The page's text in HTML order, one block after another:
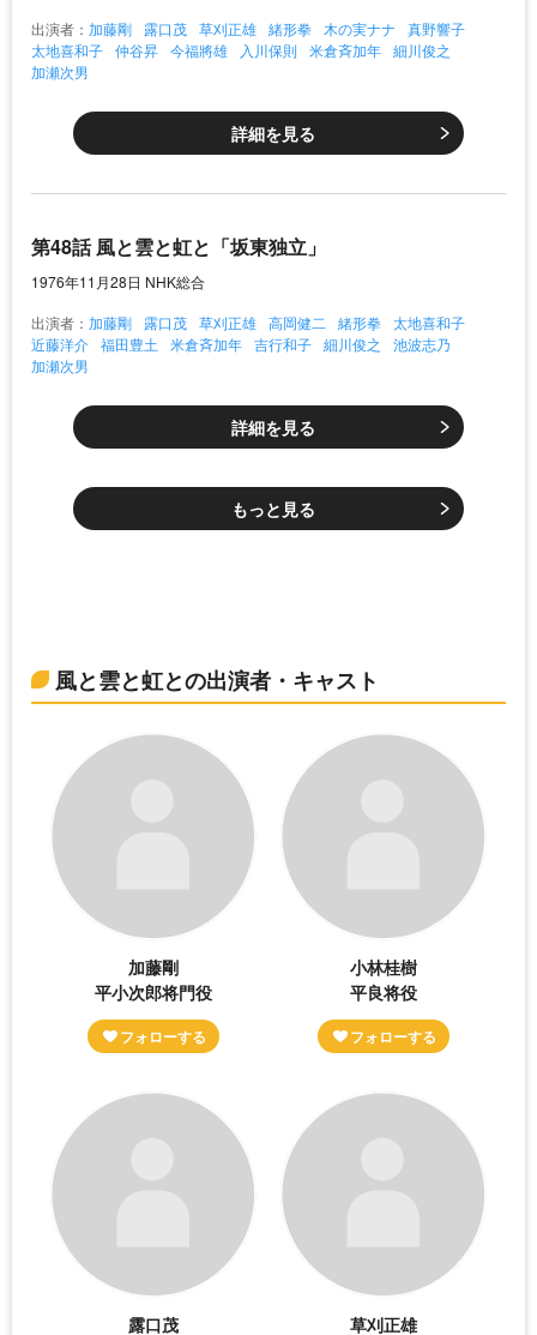
出演者： 加藤剛 露口茂 草刈正雄 緒形拳 木の実ナナ
真野響子
太地喜和子 仲谷昇 今福將雄 入川保則 米倉斉加年 細川俊之
加瀬次男
詳細を見る
第48話 風と雲と虹と「坂東独立」
1976年11月28日 NHK総合
出演者： 加藤剛 露口茂 草刈正雄 高岡健二 緒形拳 太地喜和子
近藤洋介 福田豊土 米倉斉加年 吉行和子 細川俊之
池波志乃
加瀬次男
詳細を見る
もっと見る
風と雲と虹との出演者・キャスト
加藤剛
平小次郎将門役
小林桂樹
平良将役
露口茂 草刈正雄